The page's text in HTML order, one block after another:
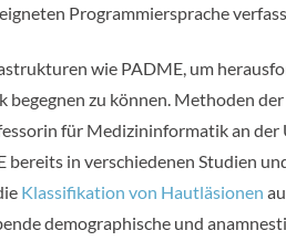
Programmiersprache
wie PADME, um
zu können. Methoden
für Medizininformatik an
bereits in verschiedenen Studien
Klassifikation von Hautläsionen
demographische und